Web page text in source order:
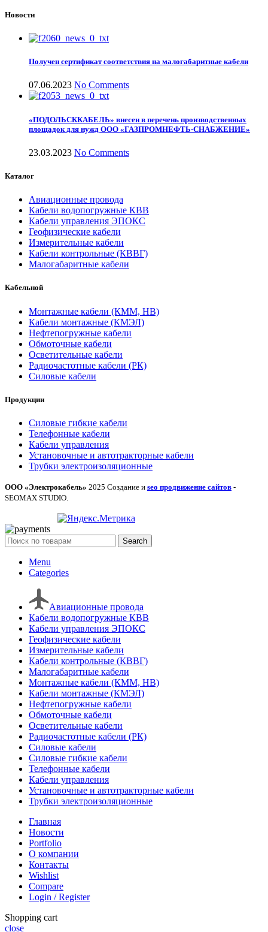
Новости
Получен сертификат соответствия на малогабаритные кабели
07.06.2023 No Comments
«ПОДОЛЬСККАБЕЛЬ» внесен в перечень производственных
площадок для нужд ООО «ГАЗПРОМНЕФТЬ-СНАБЖЕНИЕ»
23.03.2023 No Comments
Каталог
Авиационные провода
Кабели водопогружные КВВ
Кабели управления ЭПОКС
Геофизические кабели
Измерительные кабели
Кабели контрольные (КВВГ)
Малогабаритные кабели
Кабельной
Монтажные кабели (КММ, НВ)
Кабели монтажные (КМЭЛ)
Нефтепогружные кабели
Обмоточные кабели
Осветительные кабели
Радиочастотные кабели (РК)
Силовые кабели
Продукции
Силовые гибкие кабели
Телефонные кабели
Кабели управления
Установочные и автотракторные кабели
Трубки электроизоляционные
ООО «Электрокабель» 2025 Создание и seo продвижение сайтов -
SEOMAX STUDIO.
Search
Menu
Categories
Авиационные провода
Кабели водопогружные КВВ
Кабели управления ЭПОКС
Геофизические кабели
Измерительные кабели
Кабели контрольные (КВВГ)
Малогабаритные кабели
Монтажные кабели (КММ, НВ)
Кабели монтажные (КМЭЛ)
Нефтепогружные кабели
Обмоточные кабели
Осветительные кабели
Радиочастотные кабели (РК)
Силовые кабели
Силовые гибкие кабели
Телефонные кабели
Кабели управления
Установочные и автотракторные кабели
Трубки электроизоляционные
Главная
Новости
Portfolio
О компании
Контакты
Wishlist
Compare
Login / Register
Shopping cart
close